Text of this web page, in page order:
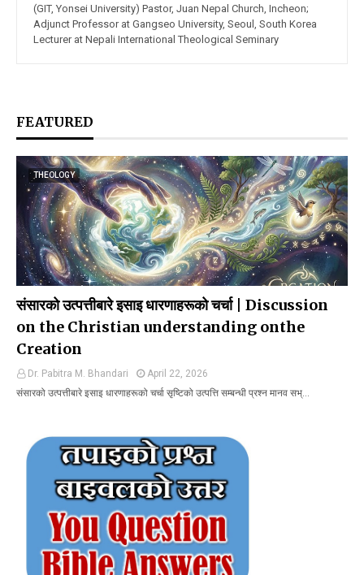
(GIT, Yonsei University) Pastor, Juan Nepal Church, Incheon;
Adjunct Professor at Gangseo University, Seoul, South Korea
Lecturer at Nepali International Theological Seminary
FEATURED
THEOLOGY
संसारको उत्पत्तीबारे इसाइ धारणाहरूको चर्चा | Discussion
on the Christian understanding onthe
Creation
Dr. Pabitra M. Bhandari
April 22, 2026
संसारको उत्पत्तीबारे इसाइ धारणाहरूको चर्चा सृष्टिको उत्पत्ति सम्बन्धी प्रश्न मानव सभ्…